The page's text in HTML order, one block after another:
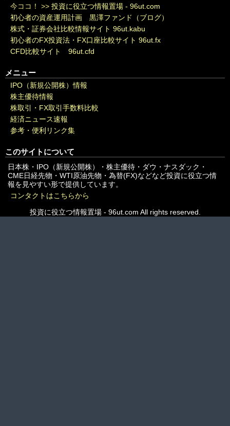
今ココ！ >> 投資に役立つ情報置場 - 96ut.com
初心者の資産運用計画 黒澤ファンド（ブログ）
株式・証券会社比較情報サイト 96ut.kabu
初心者のFX投資法・FX口座比較サイト 96ut.fx
CFD比較サイト 96ut.cfd
メニュー
IPO（新規公開株）情報
株主優待情報
株取引・FX取引手数料比較
経済ニュース速報
参考・便利リンク集
このサイトについて
日本株・IPO（新規公開株）・株主優待・ダウ・ナスダック・
CME日経先物・WTI原油先物・為替(FX)などなど投資に役立つ情
報を見やすい形で提供しています。
コンタクトはこちらから
投資に役立つ情報置場 - 96ut.com All rights reserved.